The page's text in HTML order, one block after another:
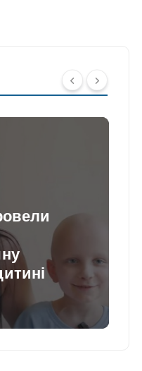
з
родина